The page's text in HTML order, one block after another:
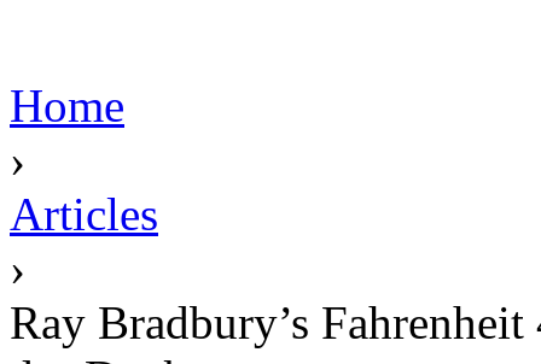
Home
›
Articles
›
Ray Bradbury’s